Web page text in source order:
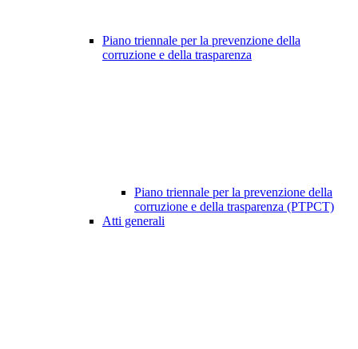
Piano triennale per la prevenzione della
corruzione e della trasparenza
Piano triennale per la prevenzione della
corruzione e della trasparenza (PTPCT)
Atti generali